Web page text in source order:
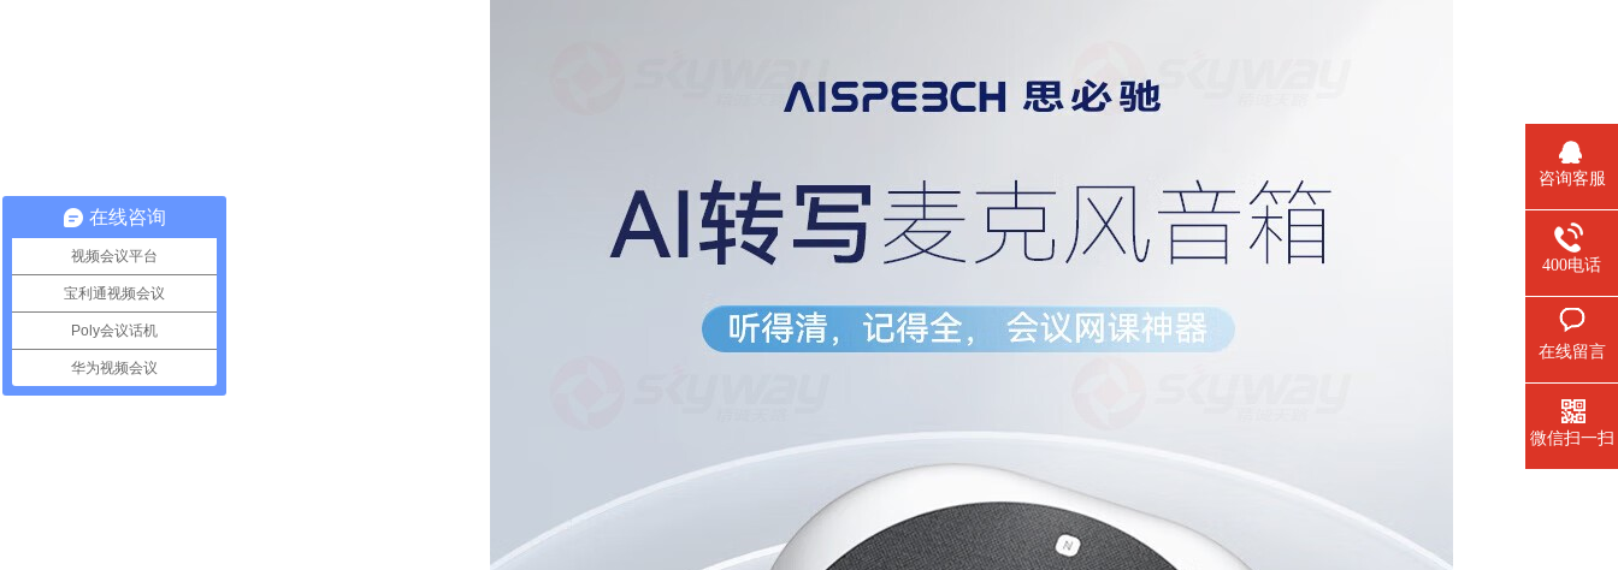
咨询客服
400电话
在线留言
微信扫一扫
在线咨询
视频会议平台
宝利通视频会议
Poly会议话机
华为视频会议